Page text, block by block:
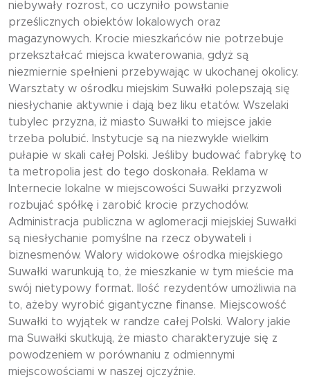
niebywały rozrost, co uczyniło powstanie
prześlicznych obiektów lokalowych oraz
magazynowych. Krocie mieszkańców nie potrzebuje
przekształcać miejsca kwaterowania, gdyż są
niezmiernie spełnieni przebywając w ukochanej okolicy.
Warsztaty w ośrodku miejskim Suwałki polepszają się
niesłychanie aktywnie i dają bez liku etatów. Wszelaki
tubylec przyzna, iż miasto Suwałki to miejsce jakie
trzeba polubić. Instytucje są na niezwykle wielkim
pułapie w skali całej Polski. Jeśliby budować fabrykę to
ta metropolia jest do tego doskonała. Reklama w
Internecie lokalne w miejscowości Suwałki przyzwoli
rozbujać spółkę i zarobić krocie przychodów.
Administracja publiczna w aglomeracji miejskiej Suwałki
są niesłychanie pomyślne na rzecz obywateli i
biznesmenów. Walory widokowe ośrodka miejskiego
Suwałki warunkują to, że mieszkanie w tym mieście ma
swój nietypowy format. Ilość rezydentów umożliwia na
to, ażeby wyrobić gigantyczne finanse. Miejscowość
Suwałki to wyjątek w randze całej Polski. Walory jakie
ma Suwałki skutkują, że miasto charakteryzuje się z
powodzeniem w porównaniu z odmiennymi
miejscowościami w naszej ojczyźnie.